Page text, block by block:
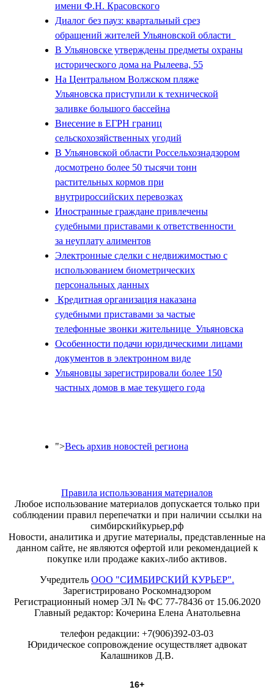
имени Ф.Н. Красовского
Диалог без пауз: квартальный срез
обращений жителей Ульяновской области
В Ульяновске утверждены предметы охраны
исторического дома на Рылеева, 55
На Центральном Волжском пляже
Ульяновска приступили к технической
заливке большого бассейна
Внесение в ЕГРН границ
сельскохозяйственных угодий
В Ульяновской области Россельхознадзором
досмотрено более 50 тысячи тонн
растительных кормов при
внутрироссийских перевозках
Иностранные граждане привлечены
судебными приставами к ответственности
за неуплату алиментов
Электронные сделки с недвижимостью с
использованием биометрических
персональных данных
Кредитная организация наказана
судебными приставами за частые
телефонные звонки жительнице Ульяновска
Особенности подачи юридическими лицами
документов в электронном виде
Ульяновцы зарегистрировали более 150
частных домов в мае текущего года
">Весь архив новостей региона
Правила использования материалов
Любое использование материалов допускается только при
соблюдении правил перепечатки и при наличии ссылки на
симбирскийкурьер.рф
Новости, аналитика и другие материалы, представленные на
данном сайте, не являются офертой или рекомендацией к
покупке или продаже каких-либо активов.
Учредитель ООО "СИМБИРСКИЙ КУРЬЕР".
Зарегистрировано Роскомнадзором
Регистрационный номер ЭЛ № ФС 77-78436 от 15.06.2020
Главный редактор: Кочерина Елена Анатольевна
телефон редакции: +7(906)392-03-03
Юридическое сопровождение осуществляет адвокат
Калашников Д.В.
16+